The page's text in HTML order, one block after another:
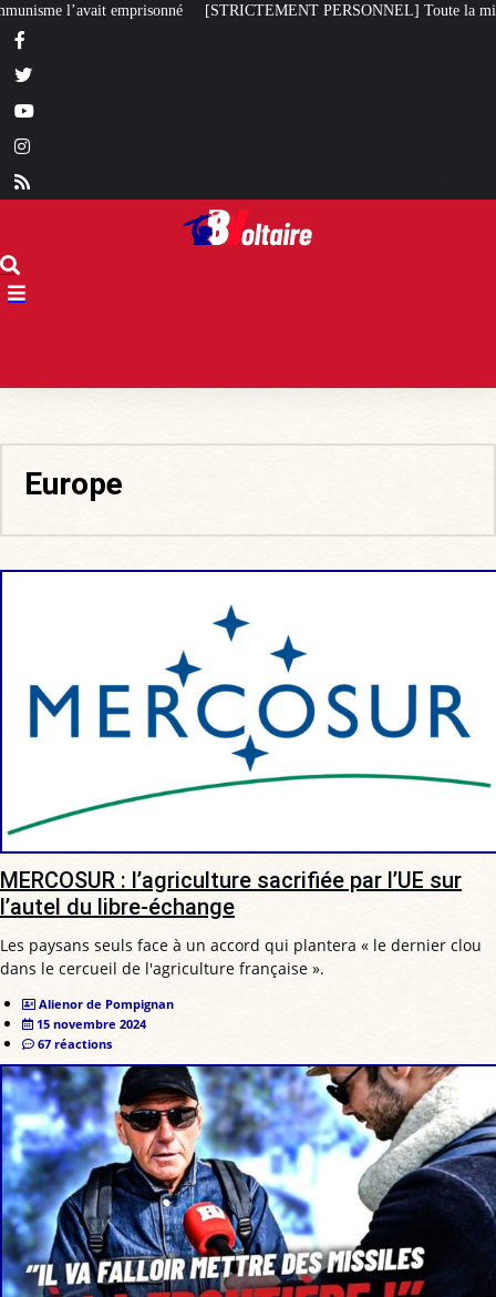
PERSONNEL] Toute la misère du monde… Bagayoko visé par une
Europe
MERCOSUR : l’agriculture sacrifiée par l’UE sur
l’autel du libre-échange
Les paysans seuls face à un accord qui plantera « le dernier clou
dans le cercueil de l'agriculture française ».
Alienor de Pompignan
15 novembre 2024
67 réactions